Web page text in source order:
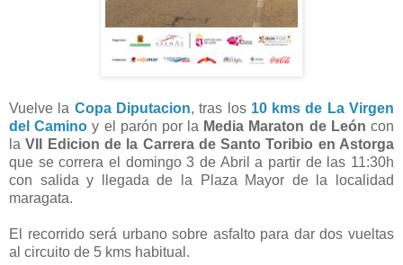
Vuelve la Copa Diputacion, tras los 10 kms de La Virgen
del Caminoy el parón por la Media Maraton de León con
laVII Edicion de la Carrera de Santo Toribio en Astorga
que se correra el domingo 3 de Abril a partir de las 11:30h
con salida y llegada de la Plaza Mayor de la localidad
maragata.
El recorrido será urbano sobre asfalto para dar dos vueltas
al circuito de 5 kms habitual.